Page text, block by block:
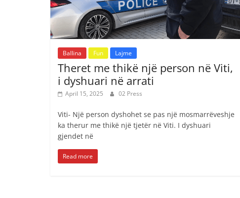
Ballina Fun Lajme
Theret me thikë një person në Viti,
i dyshuari në arrati
April 15, 2025 02 Press
Viti- Një person dyshohet se pas një mosmarrëveshje
ka therur me thikë një tjetër në Viti. I dyshuari
gjendet në
Read more